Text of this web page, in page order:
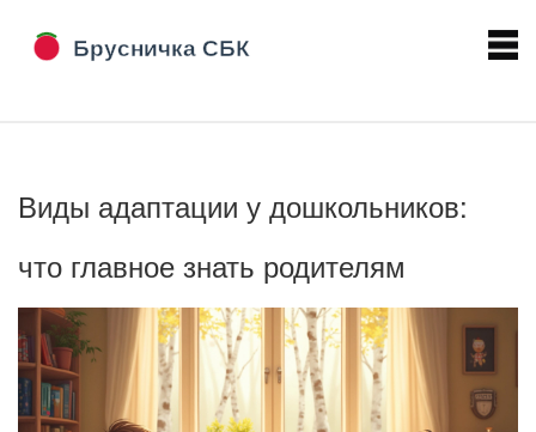
Виды адаптации у дошкольников:
что главное знать родителям